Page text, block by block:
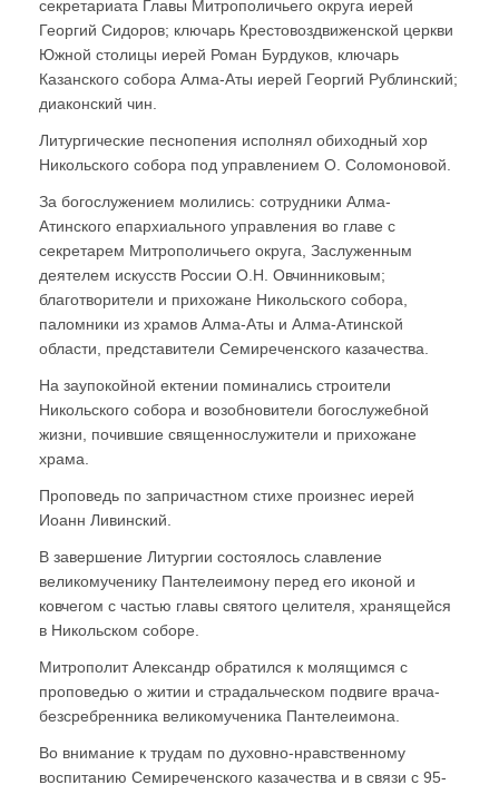
секретариата Главы Митрополичьего округа иерей
Георгий Сидоров; ключарь Крестовоздвиженской церкви
Южной столицы иерей Роман Бурдуков, ключарь
Казанского собора Алма-Аты иерей Георгий Рублинский;
диаконский чин.
Литургические песнопения исполнял обиходный хор
Никольского собора под управлением О. Соломоновой.
За богослужением молились: сотрудники Алма-
Атинского епархиального управления во главе с
секретарем Митрополичьего округа, Заслуженным
деятелем искусств России О.Н. Овчинниковым;
благотворители и прихожане Никольского собора,
паломники из храмов Алма-Аты и Алма-Атинской
области, представители Семиреченского казачества.
На заупокойной ектении поминались строители
Никольского собора и возобновители богослужебной
жизни, почившие священнослужители и прихожане
храма.
Проповедь по запричастном стихе произнес иерей
Иоанн Ливинский.
В завершение Литургии состоялось славление
великомученику Пантелеимону перед его иконой и
ковчегом с частью главы святого целителя, хранящейся
в Никольском соборе.
Митрополит Александр обратился к молящимся с
проповедью о житии и страдальческом подвиге врача-
безсребренника великомученика Пантелеимона.
Во внимание к трудам по духовно-нравственному
воспитанию Семиреченского казачества и в связи с 95-